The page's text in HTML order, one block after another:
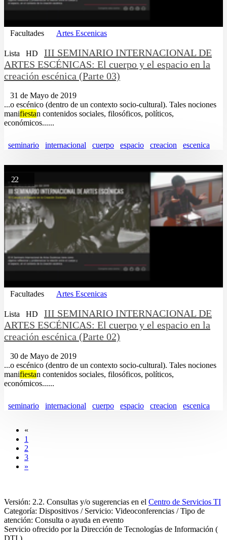
Facultades Artes Escenicas
Lista HD
III SEMINARIO INTERNACIONAL DE
ARTES ESCÉNICAS: El cuerpo y el espacio en la
creación escénica (Parte 03)
31 de Mayo de 2019
...o escénico (dentro de un contexto socio-cultural). Tales nociones
manifiestan contenidos sociales, filosóficos, políticos,
económicos......
seminario internacional cuerpo espacio creacion escenica
22
Facultades Artes Escenicas
Lista HD
III SEMINARIO INTERNACIONAL DE
ARTES ESCÉNICAS: El cuerpo y el espacio en la
creación escénica (Parte 02)
30 de Mayo de 2019
...o escénico (dentro de un contexto socio-cultural). Tales nociones
manifiestan contenidos sociales, filosóficos, políticos,
económicos......
seminario internacional cuerpo espacio creacion escenica
«
1
2
3
»
Versión: 2.2. Consultas y/o sugerencias en el Centro de Servicios TI
Categoría: Dispositivos / Servicio: Videoconferencias / Tipo de
atención: Consulta o ayuda en evento
Servicio ofrecido por la Dirección de Tecnologías de Información (